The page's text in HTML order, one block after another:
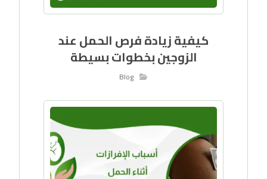
كيفية زيادة فرص الحمل عند
الزوجين بخطوات بسيطة
Blog